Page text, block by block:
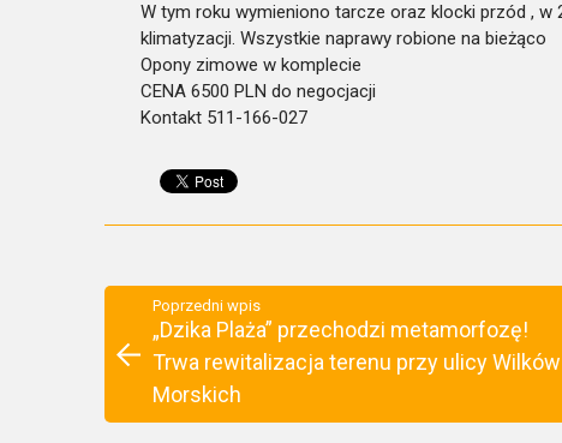
W tym roku wymieniono tarcze oraz klocki przód , w
klimatyzacji. Wszystkie naprawy robione na bieżąco
Opony zimowe w komplecie
CENA 6500 PLN do negocjacji
Kontakt 511-166-027
Poprzedni wpis
„Dzika Plaża” przechodzi metamorfozę!
Trwa rewitalizacja terenu przy ulicy Wilków
Morskich